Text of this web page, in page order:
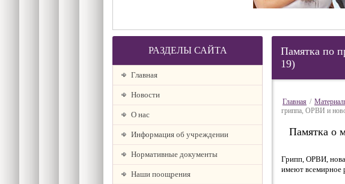
РАЗДЕЛЫ САЙТА
Главная
Новости
О наc
Информация об учреждении
Нормативные документы
Наши поощрения
Памятка по
19)
Главная /
гриппа, ОРВИ и
Памятка о
Грипп, ОРВИ,
имеют всемирное